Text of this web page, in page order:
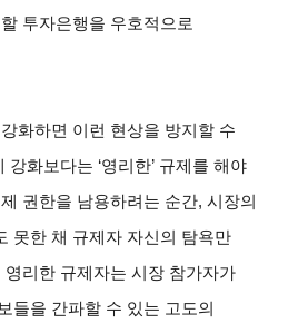
투자은행을 우호적으로
화하면 이런 현상을 방지할 수
화보다는 ‘영리한’ 규제를 해야
권한을 남용하려는 순간, 시장의
못한 채 규제자 자신의 탐욕만
리한 규제자는 시장 참가자가
들을 간파할 수 있는 고도의